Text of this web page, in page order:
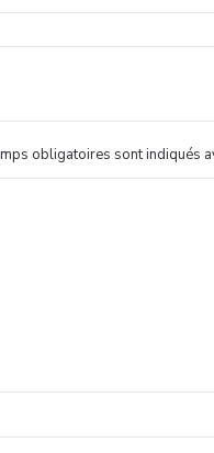
obligatoires sont indiqués